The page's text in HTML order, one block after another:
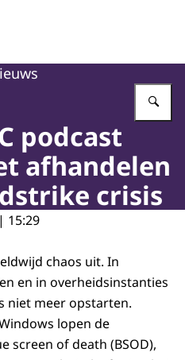
Digitaal
podcast
afhandelen
crisis
15:29
chaos uit. In
en in overheidsinstanties
niet meer opstarten.
lopen de
screen of death (BSOD),